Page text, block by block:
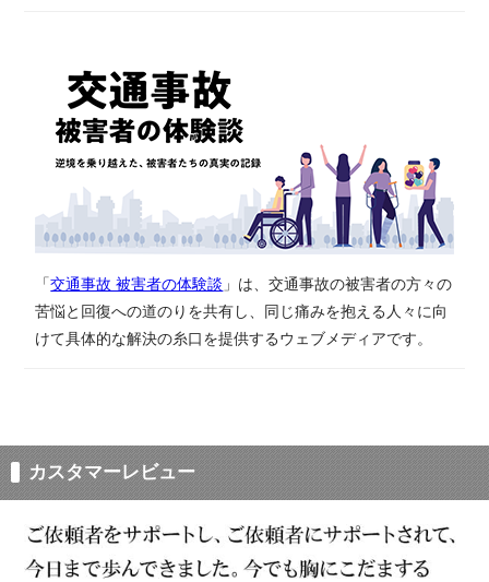
「交通事故 被害者の体験談 」は、​交通事故の​被害者の​方々の​
苦悩と​回復への​道のりを​共有し、同じ​痛みを​抱える​人々に​向
けて具体的な​解決の​糸口を​提供する​ウェブメディアです。​
カスタマーレビュー